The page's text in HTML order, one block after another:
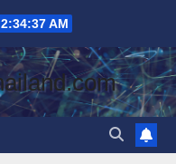
2:34:38 AM